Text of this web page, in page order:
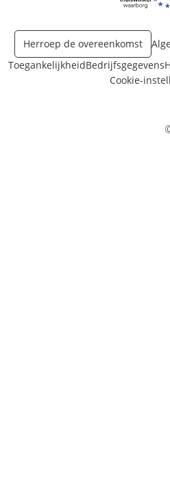
Opent in
Herroep de overeenkomst
ToegankelijkheidBedrijfsgegevens
Cookie-